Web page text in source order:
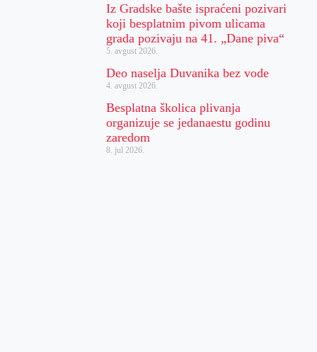
Iz Gradske bašte ispraćeni pozivari
koji besplatnim pivom ulicama
grada pozivaju na 41. „Dane piva“
5. avgust 2026.
Deo naselja Duvanika bez vode
4. avgust 2026.
Besplatna školica plivanja
organizuje se jedanaestu godinu
zaredom
8. jul 2026.